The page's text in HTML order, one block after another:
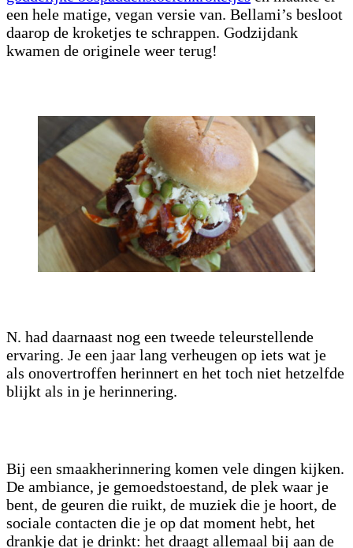
een hele matige, vegan versie van. Bellami’s besloot
daarop de kroketjes te schrappen. Godzijdank
kwamen de originele weer terug!
N. had daarnaast nog een tweede teleurstellende
ervaring. Je een jaar lang verheugen op iets wat je
als onovertroffen herinnert en het toch niet hetzelfde
blijkt als in je herinnering.
Bij een smaakherinnering komen vele dingen kijken.
De ambiance, je gemoedstoestand, de plek waar je
bent, de geuren die ruikt, de muziek die je hoort, de
sociale contacten die je op dat moment hebt, het
drankje dat je drinkt: het draagt allemaal bij aan de